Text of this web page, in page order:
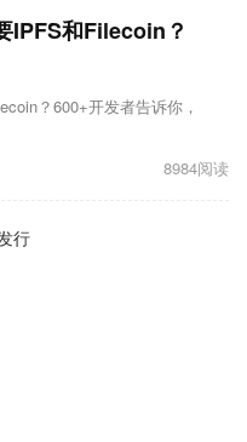
IPFS和Filecoin？
？600+开发者告诉你，
8984阅读